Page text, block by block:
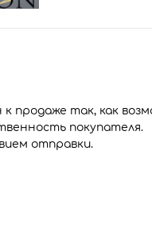
так, как
покупателя.
отправки.